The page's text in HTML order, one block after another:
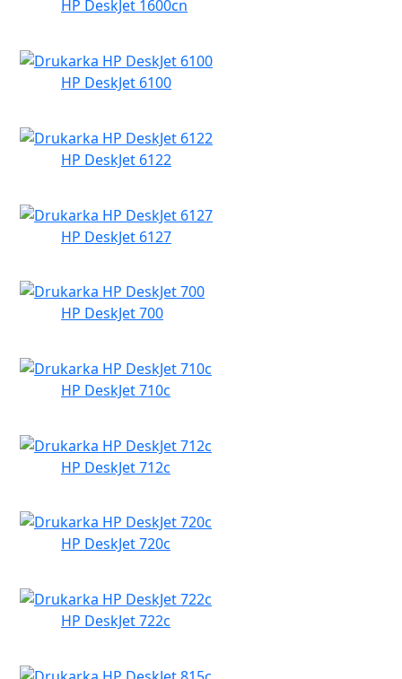
HP DeskJet 1600cn
HP DeskJet 6100
HP DeskJet 6122
HP DeskJet 6127
HP DeskJet 700
HP DeskJet 710c
HP DeskJet 712c
HP DeskJet 720c
HP DeskJet 722c